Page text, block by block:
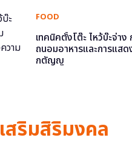
FOOD
เทคนิคตั้งโต๊ะ ไหว้บ๊ะจ่าง
ถนอมอาหารและการแสด
กตัญญู
เสริมสิริมงคล